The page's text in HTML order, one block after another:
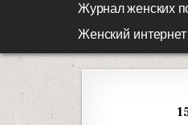
Журнал женских
Женский